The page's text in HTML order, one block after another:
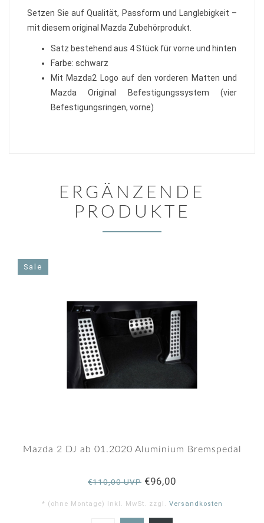
Setzen Sie auf Qualität, Passform und Langlebigkeit –
mit diesem original Mazda Zubehörprodukt.
Satz bestehend aus 4 Stück für vorne und hinten
Farbe: schwarz
Mit Mazda2 Logo auf den vorderen Matten und
Mazda Original Befestigungssystem (vier
Befestigungsringen, vorne)
ERGÄNZENDE
PRODUKTE
Sale
Mazda 2 DJ ab 01.2020 Aluminium Bremspedal
€110,00 UVP €96,00
* (ohne Montage) Inkl. MwSt. zzgl. Versandkosten